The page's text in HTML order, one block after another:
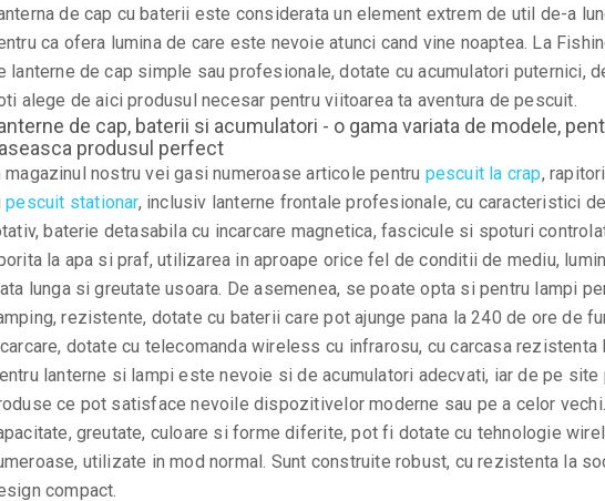
de cap cu baterii este considerata un element extrem de util de-a
ca ofera lumina de care este nevoie atunci cand vine noaptea. La
lanterne de cap simple sau profesionale, dotate cu acumulatori puternici,
alege de aici produsul necesar pentru viitoarea ta aventura de pescuit.
de cap, baterii si acumulatori - o gama variata de modele,
produsul perfect
magazinul nostru vei gasi numeroase articole pentru pescuit la crap,
pescuit stationar, inclusiv lanterne frontale profesionale, cu caracteristici
baterie detasabila cu incarcare magnetica, fascicule si spoturi
la apa si praf, utilizarea in aproape orice fel de conditii de mediu,
lunga si greutate usoara. De asemenea, se poate opta si pentru lampi
rezistente, dotate cu baterii care pot ajunge pana la 240 de ore de
dotate cu telecomanda wireless cu infrarosu, cu carcasa rezistenta
lanterne si lampi este nevoie si de acumulatori adecvati, iar de pe
ce pot satisface nevoile dispozitivelor moderne sau pe a celor
greutate, culoare si forme diferite, pot fi dotate cu tehnologie
utilizate in mod normal. Sunt construite robust, cu rezistenta la
compact.